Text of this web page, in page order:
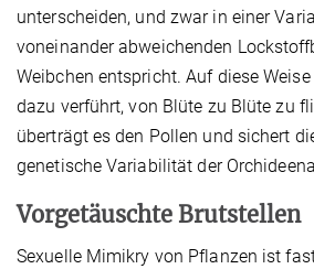
unterscheiden, und zwar in einer
voneinander abweichenden
Weibchen entspricht. Auf diese
dazu verführt, von Blüte zu Blüte zu
überträgt es den Pollen und sichert
genetische Variabilität der
Vorgetäuschte Brutstellen
Sexuelle Mimikry von Pflanzen ist